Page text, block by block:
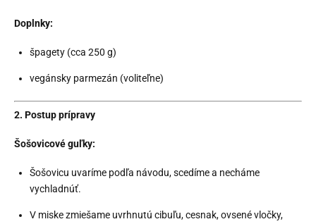
Doplnky:
špagety (cca 250 g)
vegánsky parmezán (voliteľne)
2. Postup prípravy
Šošovicové guľky:
Šošovicu uvaríme podľa návodu, scedíme a necháme
vychladnúť.
V miske zmiešame uvrhnutú cibuľu, cesnak, ovsené vločky,